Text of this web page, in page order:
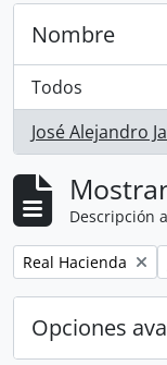
Nombre
Todos
José Alejandro
, 1 resultados
Descripción
Remove filter:
Real Hacienda
Opciones